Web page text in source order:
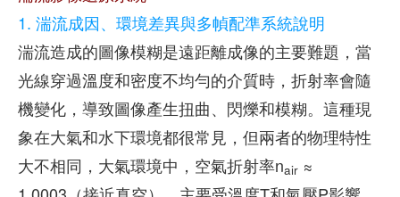
1. 湍流成因、環境差異與多幀配準系統說明
湍流造成的圖像模糊是遠距離成像的主要難題，當
光線穿過溫度和密度不均勻的介質時，折射率會隨
機變化，導致圖像產生扭曲、閃爍和模糊。這種現
象在大氣和水下環境都很常見，但兩者的物理特性
大不相同，大氣環境中，空氣折射率nair ≈